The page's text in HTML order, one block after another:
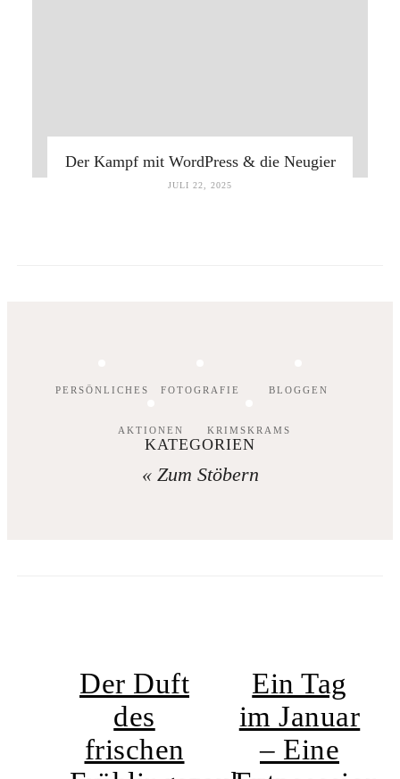
Der Kampf mit WordPress & die Neugier
JULI 22, 2025
PERSÖNLICHES FOTOGRAFIE BLOGGEN
AKTIONEN KRIMSKRAMS
KATEGORIEN
« Zum Stöbern
Der Duft
des
frischen
Ein Tag
im Januar
– Eine